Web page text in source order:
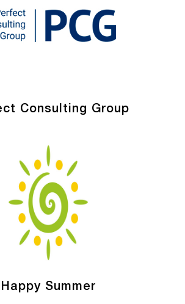
Consulting Group
Happy Summer